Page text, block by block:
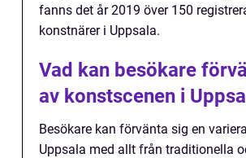
fanns det år 2019 över 150
konstnärer i Uppsala.
Vad kan besökare
av konstscenen i
Besökare kan förvänta sig en
Uppsala med allt från traditionella